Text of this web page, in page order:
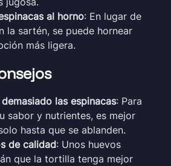
al horno: En lugar de
la sartén, se puede hornear
más ligera.
las espinacas: Para
sabor y nutrientes, es mejor
hasta que se ablanden.
de calidad: Unos huevos
que la tortilla tenga mejor